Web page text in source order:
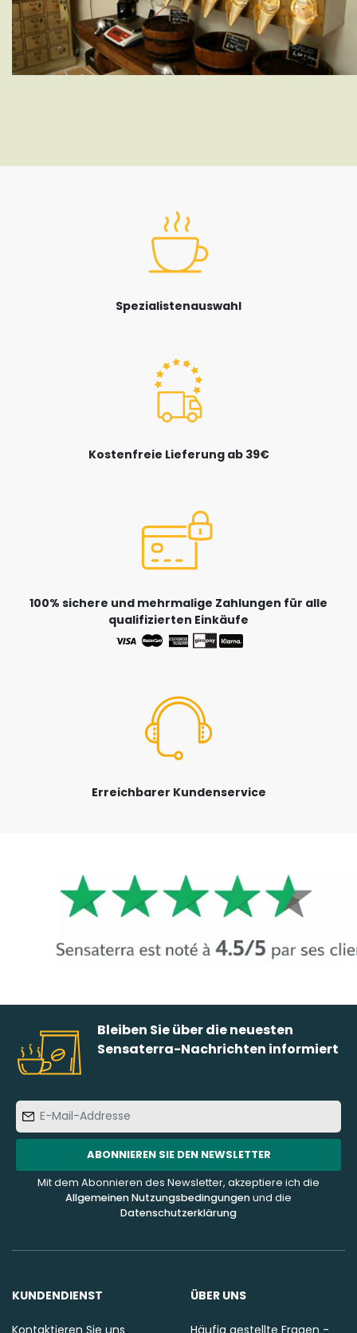
Spezialistenauswahl
Kostenfreie Lieferung ab 39€
100% sichere und mehrmalige Zahlungen für alle
qualifizierten Einkäufe
Erreichbarer Kundenservice
Bleiben Sie über die neuesten
Sensaterra-Nachrichten informiert
Mail-
Addresse
ABONNIEREN SIE DEN NEWSLETTER
Mit dem Abonnieren des Newsletter, akzeptiere ich die
Allgemeinen Nutzungsbedingungenund die
Datenschutzerklärung
KUNDENDIENST
Kontaktieren Sie uns
ÜBER UNS
Häufig gestellte Fragen -